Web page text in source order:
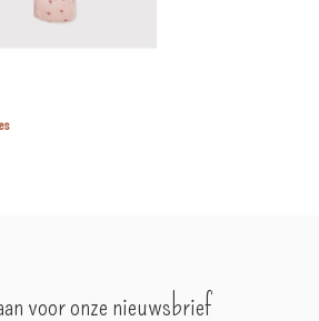
voor onze nieuwsbrief